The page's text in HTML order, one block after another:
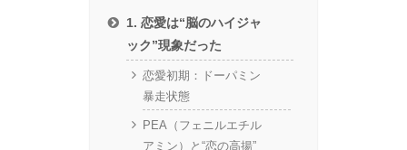
1. 恋愛は“脳のハイジャ
ック”現象だった
恋愛初期：ドーパミン
暴走状態
PEA（フェニルエチル
アミン）と“恋の高揚”